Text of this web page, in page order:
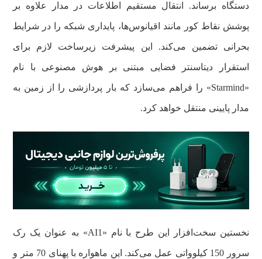
دستگاه برساند. انتقال مستقیم اطلاعات در مدار علاوه بر
پوشش نقاط کور مانند اقیانوس‌ها، پایداری شبکه را در شرایط
بحرانی تضمین می‌کند. این پیشرفت زیرساخت لازم برای
استقرار دیتاسنتر فضایی مبتنی بر هوش مصنوعی با نام
«Starmind» را فراهم می‌سازد که بار پردازشی را از زمین به
مدار پایینی منتقل خواهد کرد.
نخستین سخت‌افزار این طرح با نام «AI1» به عنوان یک رک
سرور 150 کیلوواتی عمل می‌کند. این ماهواره با پهنای 70 متر و